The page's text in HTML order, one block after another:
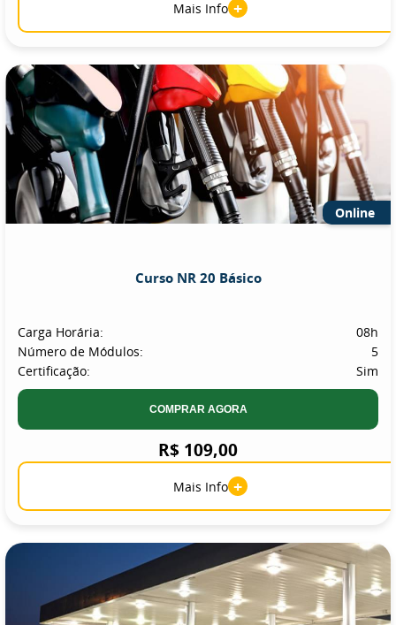
Mais Info +
Online
Curso NR 20 Básico
Carga Horária:
08h
Número de Módulos:
5
Certificação:
Sim
COMPRAR AGORA
R$ 109,00
Mais Info +